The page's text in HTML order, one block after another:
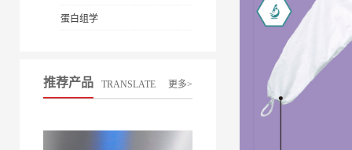
蛋白组学
推荐产品 TRANSLATE 更多>